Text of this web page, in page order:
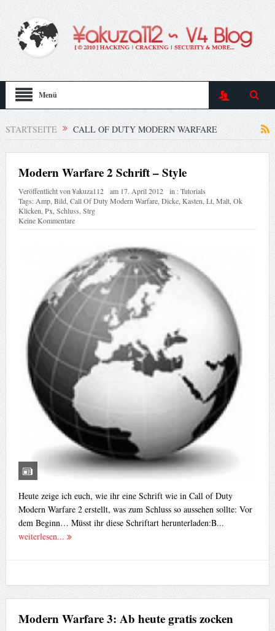
Menü
STARTSEITE CALL OF DUTY MODERN WARFARE
Modern Warfare 2 Schrift – Style
Veröffentlicht von¥akuza112 am 17. April 2012 in :Tutorials
Tags: Amp, Bild, Call Of Duty Modern Warfare, Dicke, Kasten Lt, Malt, Ok
Klicken Px Schluss Strg
Keine Kommentare
Heute zeige ich euch, wie ihr eine Schrift wie in Call of Duty
Modern Warfare 2 erstellt, was zum Schluss so aussehen sollte: Vor
dem Beginn… Müsst ihr diese Schriftart herunterladen:B...
weiterlesen...
Modern Warfare 3: Ab heute gratis zocken